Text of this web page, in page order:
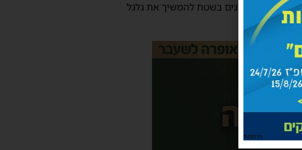
לסייע לכוננים בשטח להמשיך את גלגל
פרסומת